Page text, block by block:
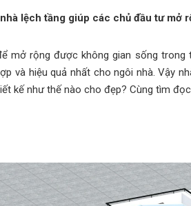
lệch tầng giúp các chủ đầu tư
mở rộng được không gian sống trong
và hiệu quả nhất cho ngôi nhà. Vậy
kế như thế nào cho đẹp? Cùng tìm